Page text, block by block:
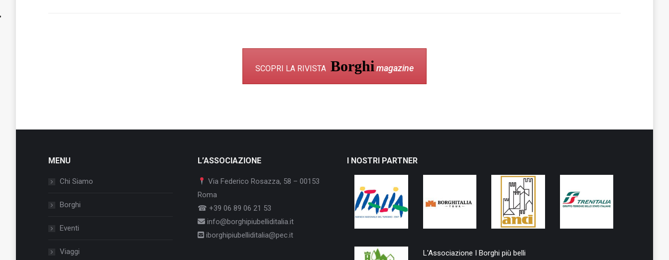
SCOPRI LA RIVISTA Borghi magazine
MENU
Chi Siamo
Borghi
Eventi
Viaggi
L’ASSOCIAZIONE
Via Federico Rosazza, 58 – 00153
Roma
☎ +39 06 89 06 21 53
info@borghipiubelliditalia.it
iborghipiubelliditalia@pec.it
I NOSTRI PARTNER
L'Associazione I Borghi più belli